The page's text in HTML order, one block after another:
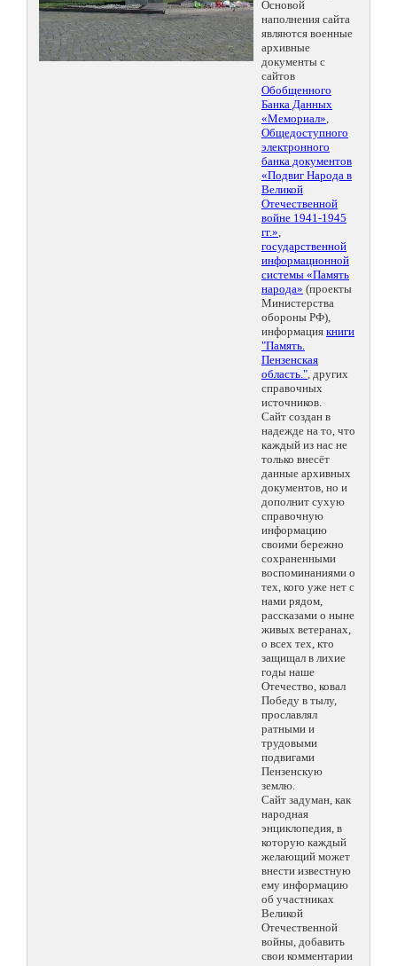
Основой
наполнения сайта
являются военные
архивные
документы с
сайтов
Обобщенного
Банка Данных
«Мемориал»,
Общедоступного
электронного
банка документов
«Подвиг Народа в
Великой
Отечественной
войне 1941-1945
гг.»,
государственной
информационной
системы «Память
народа» (проекты
Министерства
обороны РФ),
информация книги
"Память.
Пензенская
область.", других
справочных
источников.
Сайт создан в
надежде на то, что
каждый из нас не
только внесёт
данные архивных
документов, но и
дополнит сухую
справочную
информацию
своими бережно
сохраненными
воспоминаниями о
тех, кого уже нет с
нами рядом,
рассказами о ныне
живых ветеранах,
о всех тех, кто
защищал в лихие
годы наше
Отечество, ковал
Победу в тылу,
прославлял
ратными и
трудовыми
подвигами
Пензенскую
землю.
Сайт задуман, как
народная
энциклопедия, в
которую каждый
желающий может
внести известную
ему информацию
об участниках
Великой
Отечественной
войны, добавить
свои комментарии